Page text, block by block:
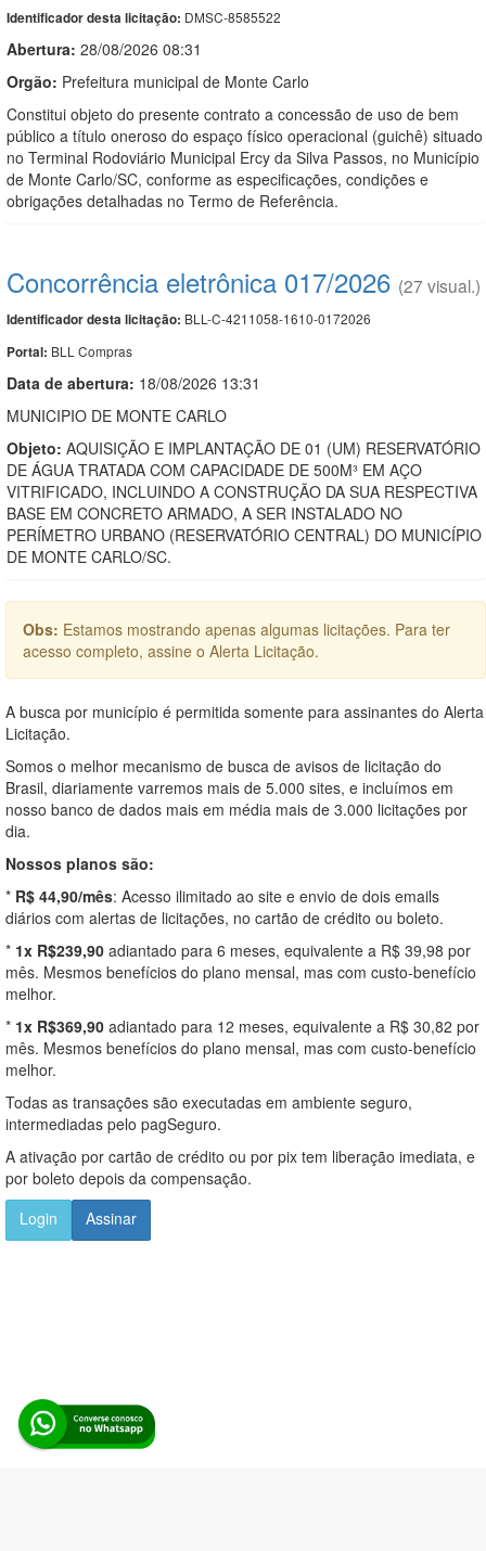
Identificador desta licitação: DMSC-8585522
Abertura: 28/08/2026 08:31
Orgão: Prefeitura municipal de Monte Carlo
Constitui objeto do presente contrato a concessão de uso de bem
público a título oneroso do espaço físico operacional (guichê) situado
no Terminal Rodoviário Municipal Ercy da Silva Passos, no Município
de Monte Carlo/SC, conforme as especificações, condições e
obrigações detalhadas no Termo de Referência.
Concorrência eletrônica 017/2026 (27 visual.)
Identificador desta licitação: BLL-C-4211058-1610-0172026
Portal: BLL Compras
Data de abertura: 18/08/2026 13:31
MUNICIPIO DE MONTE CARLO
Objeto: AQUISIÇÃO E IMPLANTAÇÃO DE 01 (UM) RESERVATÓRIO
DE ÁGUA TRATADA COM CAPACIDADE DE 500M³ EM AÇO
VITRIFICADO, INCLUINDO A CONSTRUÇÃO DA SUA RESPECTIVA
BASE EM CONCRETO ARMADO, A SER INSTALADO NO
PERÍMETRO URBANO (RESERVATÓRIO CENTRAL) DO MUNICÍPIO
DE MONTE CARLO/SC.
Obs: Estamos mostrando apenas algumas licitações. Para ter
acesso completo, assine o Alerta Licitação.
A busca por município é permitida somente para assinantes do Alerta
Licitação.
Somos o melhor mecanismo de busca de avisos de licitação do
Brasil, diariamente varremos mais de 5.000 sites, e incluímos em
nosso banco de dados mais em média mais de 3.000 licitações por
dia.
Nossos planos são:
* R$ 44,90/mês: Acesso ilimitado ao site e envio de dois emails
diários com alertas de licitações, no cartão de crédito ou boleto.
* 1x R$239,90 adiantado para 6 meses, equivalente a R$ 39,98 por
mês. Mesmos benefícios do plano mensal, mas com custo-benefício
melhor.
* 1x R$369,90 adiantado para 12 meses, equivalente a R$ 30,82 por
mês. Mesmos benefícios do plano mensal, mas com custo-benefício
melhor.
Todas as transações são executadas em ambiente seguro,
intermediadas pelo pagSeguro.
A ativação por cartão de crédito ou por pix tem liberação imediata, e
por boleto depois da compensação.
Login
Assinar